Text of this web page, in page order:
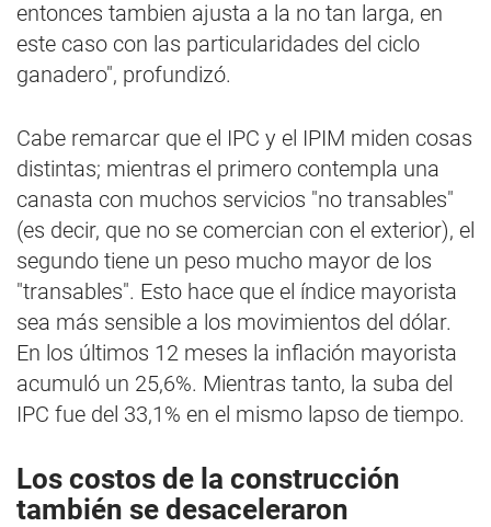
entonces tambien ajusta a la no tan larga, en
este caso con las particularidades del ciclo
ganadero", profundizó.
Cabe remarcar que el IPC y el IPIM miden cosas
distintas; mientras el primero contempla una
canasta con muchos servicios "no transables"
(es decir, que no se comercian con el exterior), el
segundo tiene un peso mucho mayor de los
"transables". Esto hace que el índice mayorista
sea más sensible a los movimientos del dólar.
En los últimos 12 meses la inflación mayorista
acumuló un 25,6%. Mientras tanto, la suba del
IPC fue del 33,1% en el mismo lapso de tiempo.
Los costos de la construcción
también se desaceleraron